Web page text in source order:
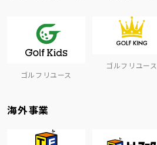
ゴルフリユース
ゴルフリユース
海外事業